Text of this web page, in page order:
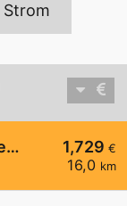
Strom
1,729 €
16,0 km
AVIA Xpress (Automaten-Tankstelle)